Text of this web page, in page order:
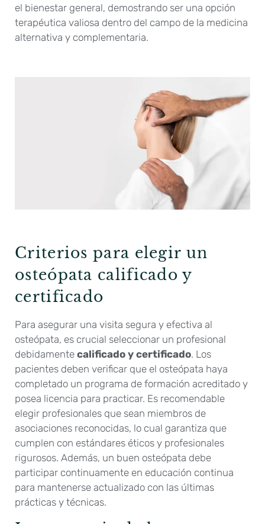
el bienestar general, demostrando ser una opción
terapéutica valiosa dentro del campo de la medicina
alternativa y complementaria.
Criterios para elegir un
osteópata calificado y
certificado
Para asegurar una visita segura y efectiva al
osteópata, es crucial seleccionar un profesional
debidamente calificado y certificado. Los
pacientes deben verificar que el osteópata haya
completado un programa de formación acreditado y
posea licencia para practicar. Es recomendable
elegir profesionales que sean miembros de
asociaciones reconocidas, lo cual garantiza que
cumplen con estándares éticos y profesionales
rigurosos. Además, un buen osteópata debe
participar continuamente en educación continua
para mantenerse actualizado con las últimas
prácticas y técnicas.